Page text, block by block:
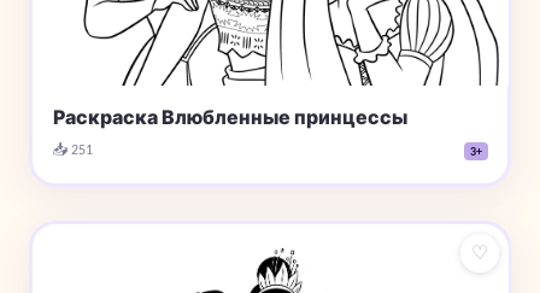
Раскраска Влюбленные принцессы
📥 251 3+
♡